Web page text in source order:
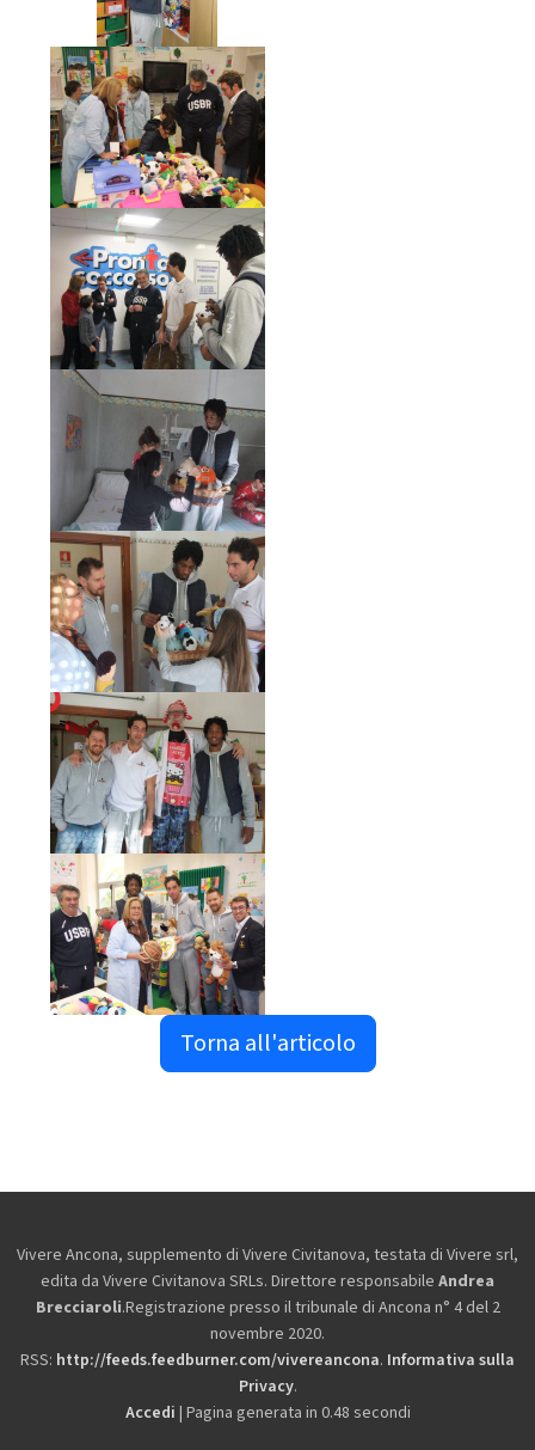
Torna all'articolo
Vivere Ancona, supplemento di Vivere Civitanova, testata di Vivere srl,
edita da Vivere Civitanova SRLs. Direttore responsabile Andrea
Brecciaroli.Registrazione presso il tribunale di Ancona n° 4 del 2
novembre 2020.
RSS: http://feeds.feedburner.com/vivereancona. Informativa sulla
Privacy.
Accedi | Pagina generata in 0.48 secondi